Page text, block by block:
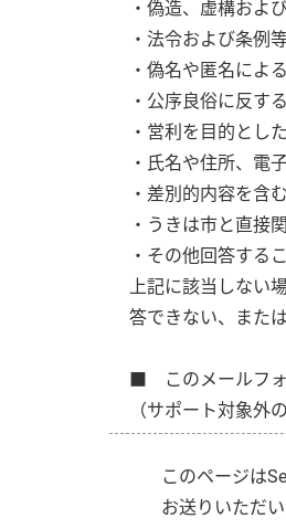
・偽造、虚構およ
・法令および条例
・偽名や匿名によ
・公序良俗に反す
・営利を目的とし
・氏名や住所、電
・差別的内容を含
・うきは市と直接
・その他回答する
上記に該当しない
答できない、また
■ このメールフォ
（サポート対象外
このページは
お送りいただ